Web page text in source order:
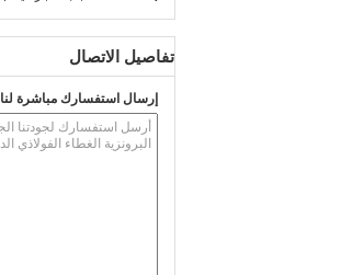
تفاصيل الاتصال
إرسال استفسارك مباشرة لنا